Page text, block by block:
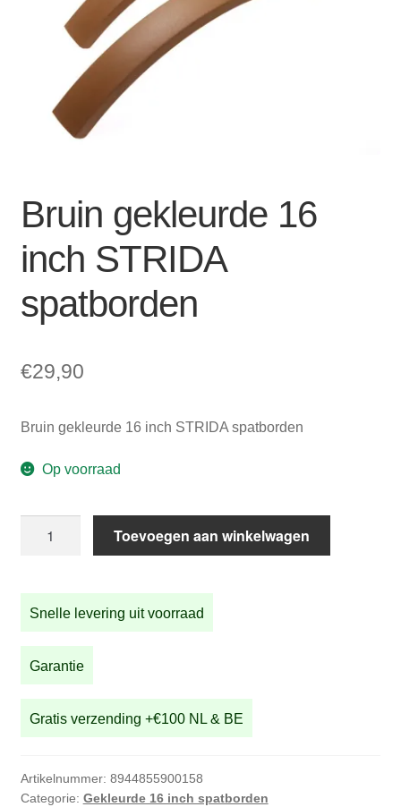
Winkelwagen
SALE
Bruin gekleurde 16
inch STRIDA
spatborden
€29,90
Bruin gekleurde 16 inch STRIDA spatborden
Op voorraad
inch
STRIDA
aantal
Toevoegen aan winkelwagen
Snelle levering uit voorraad
Garantie
Gratis verzending +€100 NL & BE
Artikelnummer: 8944855900158
Categorie: Gekleurde 16 inch spatborden